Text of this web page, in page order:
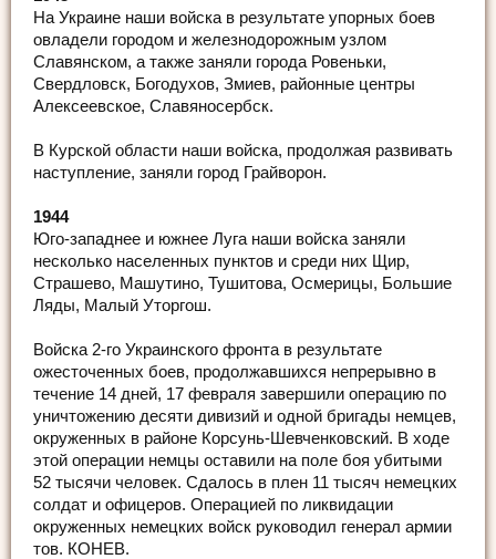
На Украине наши войска в результате упорных боев
овладели городом и железнодорожным узлом
Славянском, а также заняли города Ровеньки,
Свердловск, Богодухов, Змиев, районные центры
Алексеевское, Славяносербск.
В Курской области наши войска, продолжая развивать
наступление, заняли город Грайворон.
1944
Юго-западнее и южнее Луга наши войска заняли
несколько населенных пунктов и среди них Щир,
Страшево, Машутино, Тушитова, Осмерицы, Большие
Ляды, Малый Уторгош.
Войска 2-го Украинского фронта в результате
ожесточенных боев, продолжавшихся непрерывно в
течение 14 дней, 17 февраля завершили операцию по
уничтожению десяти дивизий и одной бригады немцев,
окруженных в районе Корсунь-Шевченковский. В ходе
этой операции немцы оставили на поле боя убитыми
52 тысячи человек. Сдалось в плен 11 тысяч немецких
солдат и офицеров. Операцией по ликвидации
окруженных немецких войск руководил генерал армии
тов. КОНЕВ.